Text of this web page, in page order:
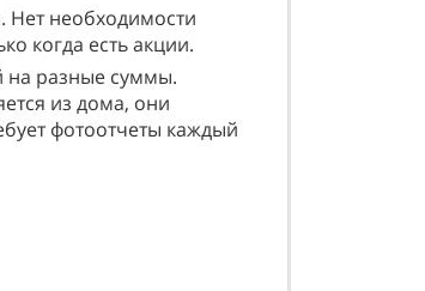
Нет необходимости
когда есть акции.
на разные суммы.
из дома, они
фотоотчеты каждый